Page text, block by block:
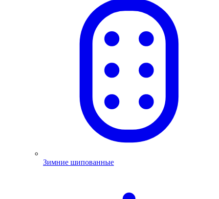
Зимние шипованные